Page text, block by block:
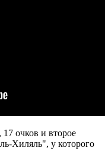
очков и второе
Хиляль", у которого